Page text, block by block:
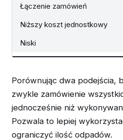
Łączenie zamówień
Niższy koszt jednostkowy
Niski
Porównując dwa podejścia,
zwykle zamówienie
jednocześnie niż
Pozwala to lepiej
ograniczyć ilość odpadów.